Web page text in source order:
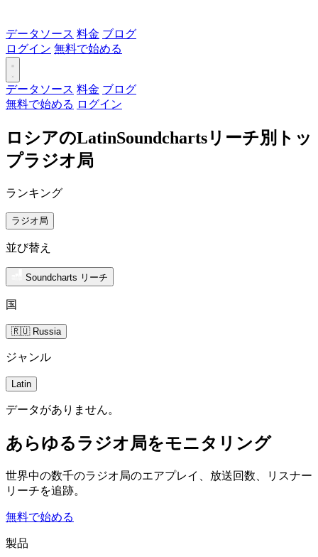
データソース 料金 ブログ
ログイン 無料で始める
データソース 料金 ブログ
無料で始める ログイン
ロシアのLatinSoundchartsリーチ別トッ
プラジオ局
ランキング
ラジオ局
並び替え
Soundcharts リーチ
国
🇷🇺 Russia
ジャンル
Latin
データがありません。
あらゆるラジオ局をモニタリング
世界中の数千のラジオ局のエアプレイ、放送回数、リスナー
リーチを追跡。
無料で始める
製品